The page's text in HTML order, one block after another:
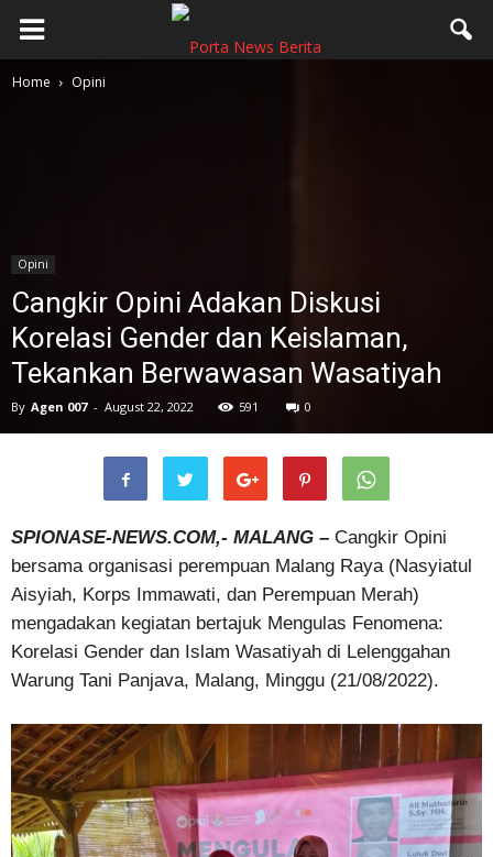
Home Opini
Opini
Cangkir Opini Adakan Diskusi
Korelasi Gender dan Keislaman,
Tekankan Berwawasan Wasatiyah
By Agen 007 - August 22, 2022 591 0
SPIONASE-NEWS.COM,- MALANG – Cangkir Opini
bersama organisasi perempuan Malang Raya (Nasyiatul
Aisyiah, Korps Immawati, dan Perempuan Merah)
mengadakan kegiatan bertajuk Mengulas Fenomena:
Korelasi Gender dan Islam Wasatiyah di Lelenggahan
Warung Tani Panjava, Malang, Minggu (21/08/2022).